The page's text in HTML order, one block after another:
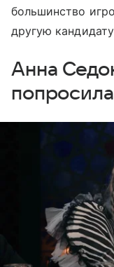
большинство
другую
Анна